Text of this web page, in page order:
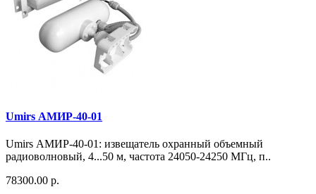
Umirs АМИР-40-01
Umirs АМИР-40-01: извещатель охранный объемный
радиоволновый, 4...50 м, частота 24050-24250 МГц, п..
78300.00 р.